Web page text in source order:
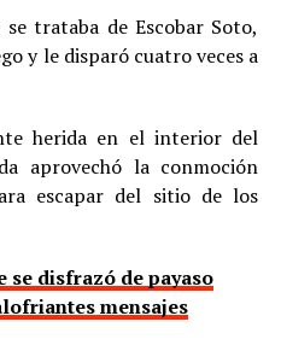
trataba de Escobar Soto,
y le disparó cuatro veces a
herida en el interior del
aprovechó la conmoción
escapar del sitio de los
se disfrazó de payaso
mensajes